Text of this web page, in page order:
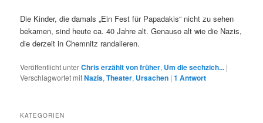
Die Kinder, die damals „Ein Fest für Papadakis“ nicht zu sehen
bekamen, sind heute ca. 40 Jahre alt. Genauso alt wie die Nazis,
die derzeit in Chemnitz randalieren.
Veröffentlicht unterChris erzählt von früher, Um die sechzich... |
Verschlagwortet mitNazis,Theater, Ursachen |1 Antwort
KATEGORIEN